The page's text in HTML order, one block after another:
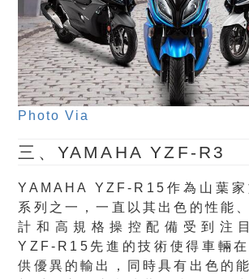
Photo Via
三、YAMAHA YZF-R3
YAMAHA YZF-R15作為山葉家
系列之一，一直以其出色的性能
計和高規格操控配備受到注
YZF-R15先進的技術使得車輛
供優異的輸出，同時具有出色的